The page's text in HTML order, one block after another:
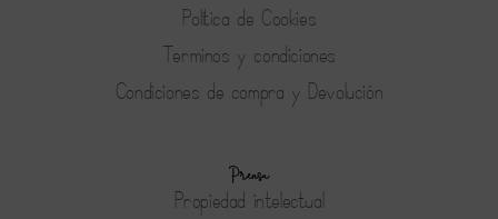
Política de Cookies
Terminos y condiciones
Condiciones de compra y Devolución
Prensa
Propiedad intelectual